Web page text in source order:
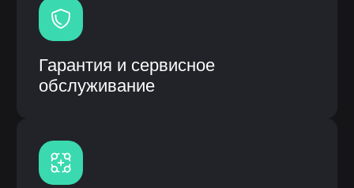
Единая система вместо
разрозненных решений
технико-организующая система) –
специализированное прикладное
программное обеспечение,
предназначенное для решения задач